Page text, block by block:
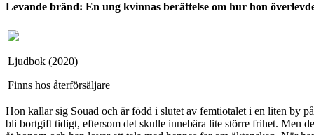
Levande bränd: En ung kvinnas berättelse om hur hon
Ljudbok (2020)
Finns hos återförsäljare
Hon kallar sig Souad och är född i slutet av femtiotalet i en liten by
bli bortgift tidigt, eftersom det skulle innebära lite större frihet. Men